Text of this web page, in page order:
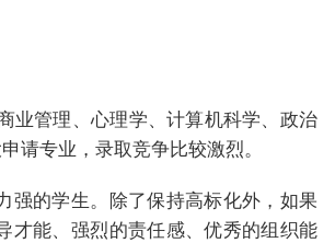
业管理、心理学、计算机科学、政治
请专业，录取竞争比较激烈。
强的学生。除了保持高标化外，如果
才能、强烈的责任感、优秀的组织能